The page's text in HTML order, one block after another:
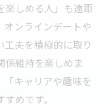
楽しめる人」も遠距
ンラインデートや
夫を積極的に取り
係維持を楽しめま
キャリアや趣味を
めです。